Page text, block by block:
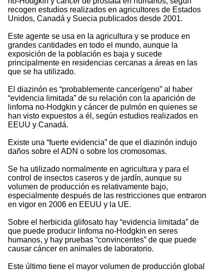
recogen estudios realizados en agricultores de Estados
Unidos, Canadá y Suecia publicados desde 2001.
Este agente se usa en la agricultura y se produce en
grandes cantidades en todo el mundo, aunque la
exposición de la población es baja y sucede
principalmente en residencias cercanas a áreas en las
que se ha utilizado.
El diazinón es “probablemente cancerígeno” al haber
“evidencia limitada” de su relación con la aparición de
linfoma no-Hodgkin y cáncer de pulmón en quienes se
han visto expuestos a él, según estudios realizados en
EEUU y Canadá.
Existe una “fuerte evidencia” de que el diazinón indujo
daños sobre el ADN o sobre los cromosomas.
Se ha utilizado normalmente en agricultura y para el
control de insectos caseros y de jardín, aunque su
volumen de producción es relativamente bajo,
especialmente después de las restricciones que entraron
en vigor en 2006 en EEUU y la UE.
Sobre el herbicida glifosato hay “evidencia limitada” de
que puede producir linfoma no-Hodgkin en seres
humanos, y hay pruebas “convincentes” de que puede
causar cáncer en animales de laboratorio.
Este último tiene el mayor volumen de producción global